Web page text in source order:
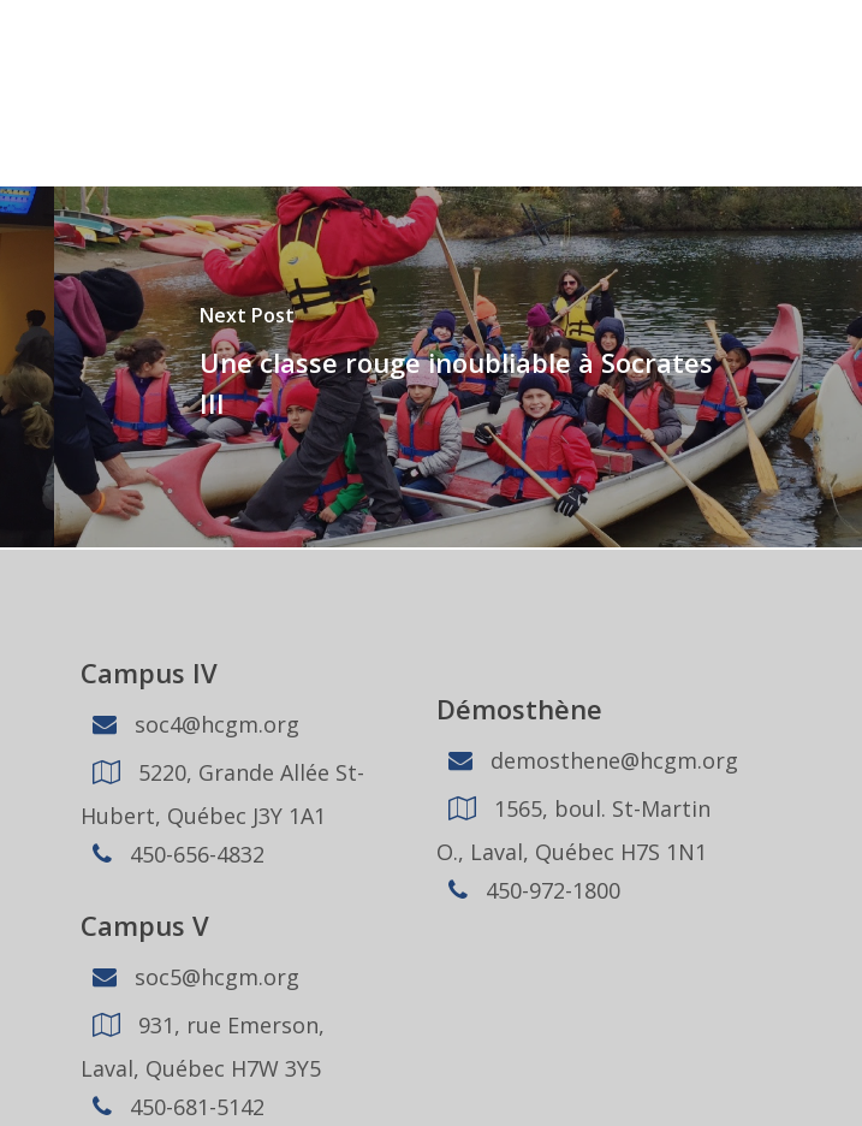
Next Post
Une classe rouge inoubliable à Socrates
III
Campus IV
soc4@hcgm.org
5220, Grande Allée St-
Hubert, Québec J3Y 1A1
450-656-4832
Campus V
soc5@hcgm.org
931, rue Emerson,
Laval, Québec H7W 3Y5
450-681-5142
Démosthène
demosthene@hcgm.org
1565, boul. St-Martin
O., Laval, Québec H7S 1N1
450-972-1800